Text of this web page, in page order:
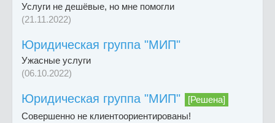
Услуги не дешёвые, но мне помогли
(21.11.2022)
Юридическая группа "МИП"
Ужасные услуги
(06.10.2022)
Юридическая группа "МИП"
[Решена]
Совершенно не клиентоориентированы!